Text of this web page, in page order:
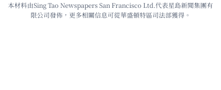
本材料由Sing Tao Newspapers San Francisco Ltd.代表星島新聞集團有
限公司發佈，更多相關信息可從華盛頓特區司法部獲得。